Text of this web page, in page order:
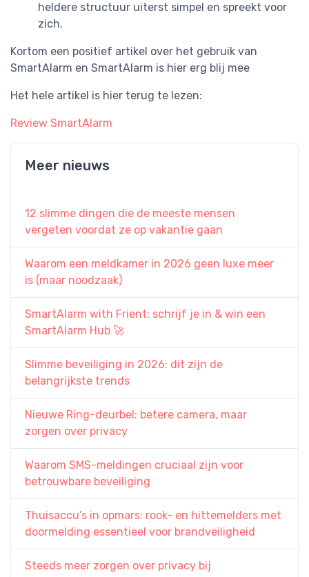
heldere structuur uiterst simpel en spreekt voor
zich.
Kortom een positief artikel over het gebruik van
SmartAlarm en SmartAlarm is hier erg blij mee
Het hele artikel is hier terug te lezen:
Review SmartAlarm
Meer nieuws
12 slimme dingen die de meeste mensen
vergeten voordat ze op vakantie gaan
Waarom een meldkamer in 2026 geen luxe meer
is (maar noodzaak)
SmartAlarm with Frient: schrijf je in & win een
SmartAlarm Hub 🚀
Slimme beveiliging in 2026: dit zijn de
belangrijkste trends
Nieuwe Ring-deurbel: betere camera, maar
zorgen over privacy
Waarom SMS-meldingen cruciaal zijn voor
betrouwbare beveiliging
Thuisaccu’s in opmars: rook- en hittemelders met
doormelding essentieel voor brandveiligheid
Steeds meer zorgen over privacy bij